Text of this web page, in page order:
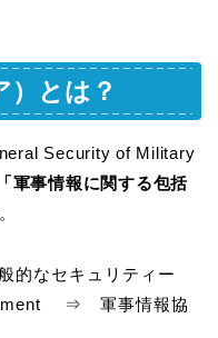
）とは？
Security of Military
「軍事情報に関する包括
なセキュリティー
⇒ 軍事情報協